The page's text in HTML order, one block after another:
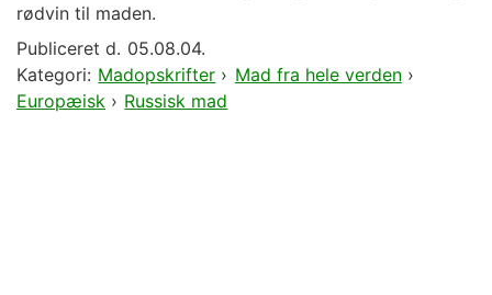
rødvin til maden.
Publiceret d. 05.08.04.
Kategori: Madopskrifter › Mad fra hele verden›
Europæisk › Russisk mad